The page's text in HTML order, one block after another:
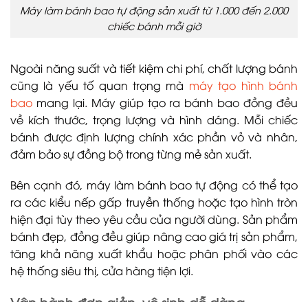
Máy làm bánh bao tự động sản xuất từ 1.000 đến 2.000
chiếc bánh mỗi giờ
Ngoài năng suất và tiết kiệm chi phí, chất lượng bánh
cũng là yếu tố quan trọng mà máy tạo hình bánh
bao mang lại. Máy giúp tạo ra bánh bao đồng đều
về kích thước, trọng lượng và hình dáng. Mỗi chiếc
bánh được định lượng chính xác phần vỏ và nhân,
đảm bảo sự đồng bộ trong từng mẻ sản xuất.
Bên cạnh đó, máy làm bánh bao tự động có thể tạo
ra các kiểu nếp gấp truyền thống hoặc tạo hình tròn
hiện đại tùy theo yêu cầu của người dùng. Sản phẩm
bánh đẹp, đồng đều giúp nâng cao giá trị sản phẩm,
tăng khả năng xuất khẩu hoặc phân phối vào các
hệ thống siêu thị, cửa hàng tiện lợi.